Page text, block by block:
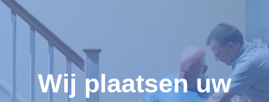
Wij plaatsen uw